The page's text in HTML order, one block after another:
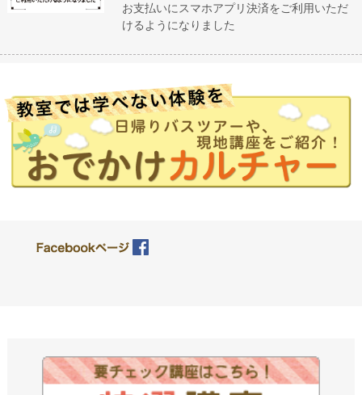
お支払いにスマホアプリ決済をご利用いただ
けるようになりました